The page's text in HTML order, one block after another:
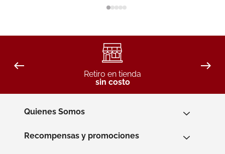
Retiro en tienda
sin costo
Quienes Somos
Recompensas y promociones